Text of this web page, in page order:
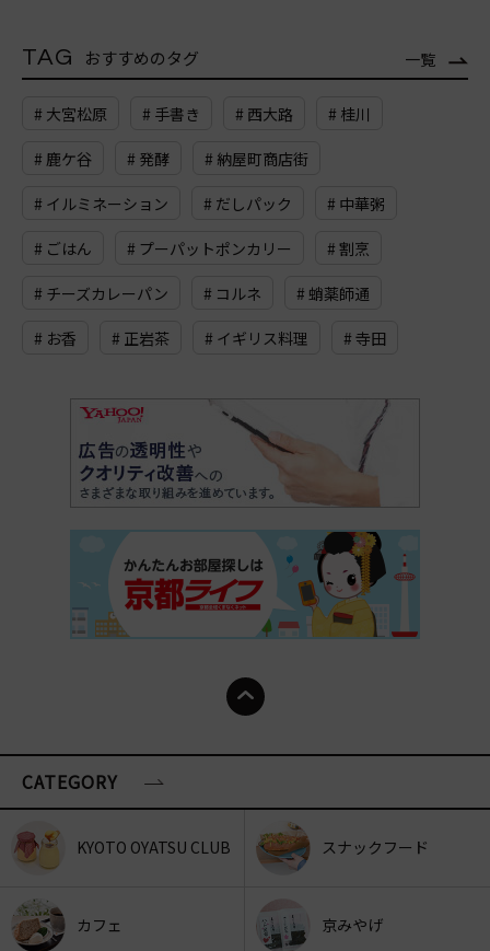
TAG おすすめのタグ 一覧
# 大宮松原 # 手書き # 西大路 # 桂川
# 鹿ケ谷 # 発酵 # 納屋町商店街
# イルミネーション # だしパック # 中華粥
# ごはん # プーパットポンカリー # 割烹
# チーズカレーパン # コルネ # 蛸薬師通
# お香 # 正岩茶 # イギリス料理 # 寺田
CATEGORY
KYOTO OYATSU CLUB スナックフード
カフェ 京みやげ